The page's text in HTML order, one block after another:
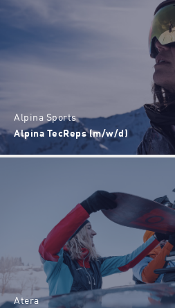
Alpina Sports
Alpina TecReps (m/w/d)
Atera